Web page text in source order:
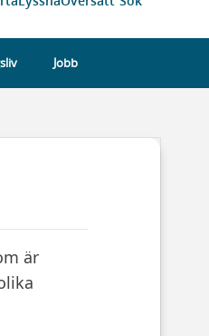
Jobb
är